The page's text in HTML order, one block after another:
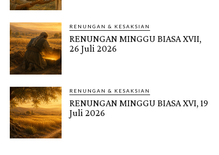
RENUNGAN & KESAKSIAN
RENUNGAN MINGGU BIASA XVII,
26 Juli 2026
RENUNGAN & KESAKSIAN
RENUNGAN MINGGU BIASA XVI, 19
Juli 2026